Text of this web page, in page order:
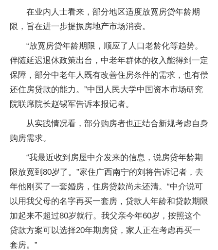
在业内人士看来，部分地区适度放宽房贷年龄期
限，旨在进一步提振房地产市场消费。
“放宽房贷年龄期限，顺应了人口老龄化等趋势。
伴随延迟退休政策出台，中老年群体的收入能得到一定
保障，部分中老年人既有改善住房条件的需求，也有偿
还住房贷款的能力。”中国人民大学中国资本市场研究
院联席院长赵锡军告诉本报记者。
从实践情况看，部分购房者也正结合新规考虑自身
购房需求。
“我最近收到房屋中介发来的信息，说房贷年龄期
限放宽到80岁了。”家住广西南宁的刘将告诉记者，去
年他刚买了一套婚房，住房贷款尚未还清。“中介说可
以用我父母的名字再买一套房，贷款人年龄和贷款期限
加起来不超过80岁就行。我父亲今年60岁，按照这个
贷款方案可以选择20年期房贷，家人正在考虑再买一
套房。”